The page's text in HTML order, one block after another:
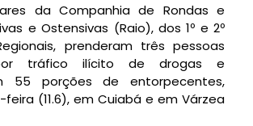
da Companhia de Rondas e
e Ostensivas (Raio), dos 1º e 2º
prenderam três pessoas
tráfico ilícito de drogas e
55 porções de entorpecentes,
(11.6), em Cuiabá e em Várzea